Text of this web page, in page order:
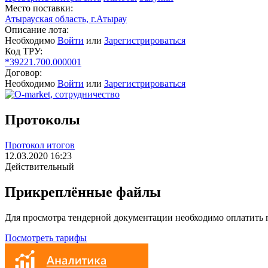
Место поставки:
Атырауская область, г.Атырау
Описание лота:
Необходимо Войти или Зарегистрироваться
Код ТРУ:
*39221.700.000001
Договор:
Необходимо Войти или Зарегистрироваться
Протоколы
Протокол итогов
12.03.2020 16:23
Действительный
Прикреплённые файлы
Для просмотра тендерной документации необходимо оплатить
Посмотреть тарифы